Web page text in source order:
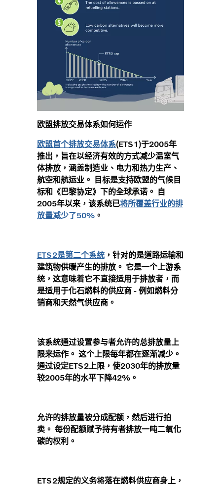
欧盟排放交易体系如何运作
欧盟首个排放交易体系(ETS1)于2005年
推出，旨在以经济有效的方式减少温室气
体排放，涵盖制造业、电力和热力生产、
航空和航运业。 目标是支持欧盟的气候目
标和《巴黎协定》下的全球承诺。 自
2005年以来，该系统已将所覆盖行业的排
放量减少了50%。
ETS2是第二个系统，针对的是道路运输和
建筑物供暖产生的排放。 它是一个上游系
统，这意味着它不直接适用于排放者，而
是适用于化石燃料的供应商 - 例如燃料分
销商和天然气供应商。
该系统通过设置参与者允许的总排放量上
限来运作。 这个上限每年都在逐渐减少。
通过设定ETS2上限，使2030年的排放量
较2005年的水平下降42%。
允许的排放量被分成配额，然后进行拍
卖。 每份配额赋予持有者排放一吨二氧化
碳的权利。
ETS2规定的义务将落在燃料供应商身上，